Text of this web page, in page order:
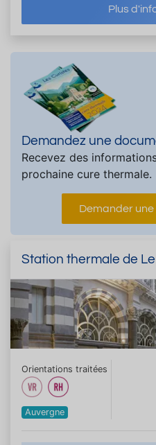
Plus
Demandez une
Recevez des
prochaine cure thermale.
Demander
Station thermale de
Orientations traitées
Auvergne